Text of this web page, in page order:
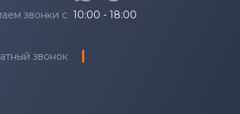
звонки с 10:00 - 18:00
звонок